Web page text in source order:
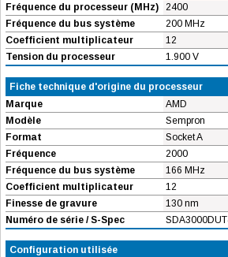
Fréquence du processeur (MHz)
2400
Fréquence du bus système
200 MHz
Coefficient multiplicateur
12
Tension du processeur
1.900 V
Fiche technique d'origine du processeur
Marque
AMD
Modèle
Sempron
Format
Socket A
Fréquence
2000
Fréquence du bus système
166 MHz
Coefficient multiplicateur
12
Finesse de gravure
130 nm
Numéro de série / S-Spec
Configuration utilisée